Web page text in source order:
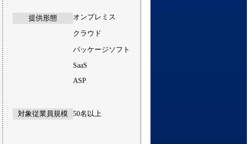
提供形態 オンプレミス
クラウド
パッケージソフト
SaaS
ASP
対象従業員規模 50名以上